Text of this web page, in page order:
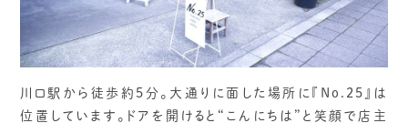
川口駅から徒歩約5分。大通りに面した場所に『No.25』は
位置しています。ドアを開けると“こんにちは”と笑顔で店主